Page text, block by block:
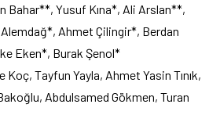
Bahar**, Yusuf Kına*, Ali Arslan**,
Ahmet Çilingir*, Berdan
Eken*, Burak Şenol*
Koç, Tayfun Yayla, Ahmet Yasin Tınık,
Abdulsamed Gökmen, Turan